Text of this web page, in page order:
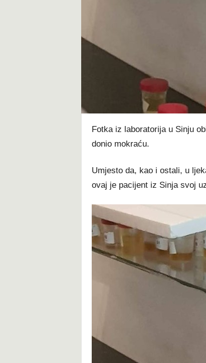
Fotka iz laboratorija u Sinju
donio mokraću.
Umjesto da, kao i ostali, u
ovaj je pacijent iz Sinja svoj